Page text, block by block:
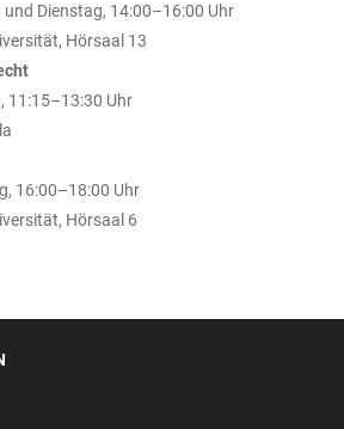
Dienstag, 14:00–16:00 Uhr
Hörsaal 13
11:15–13:30 Uhr
16:00–18:00 Uhr
Hörsaal 6